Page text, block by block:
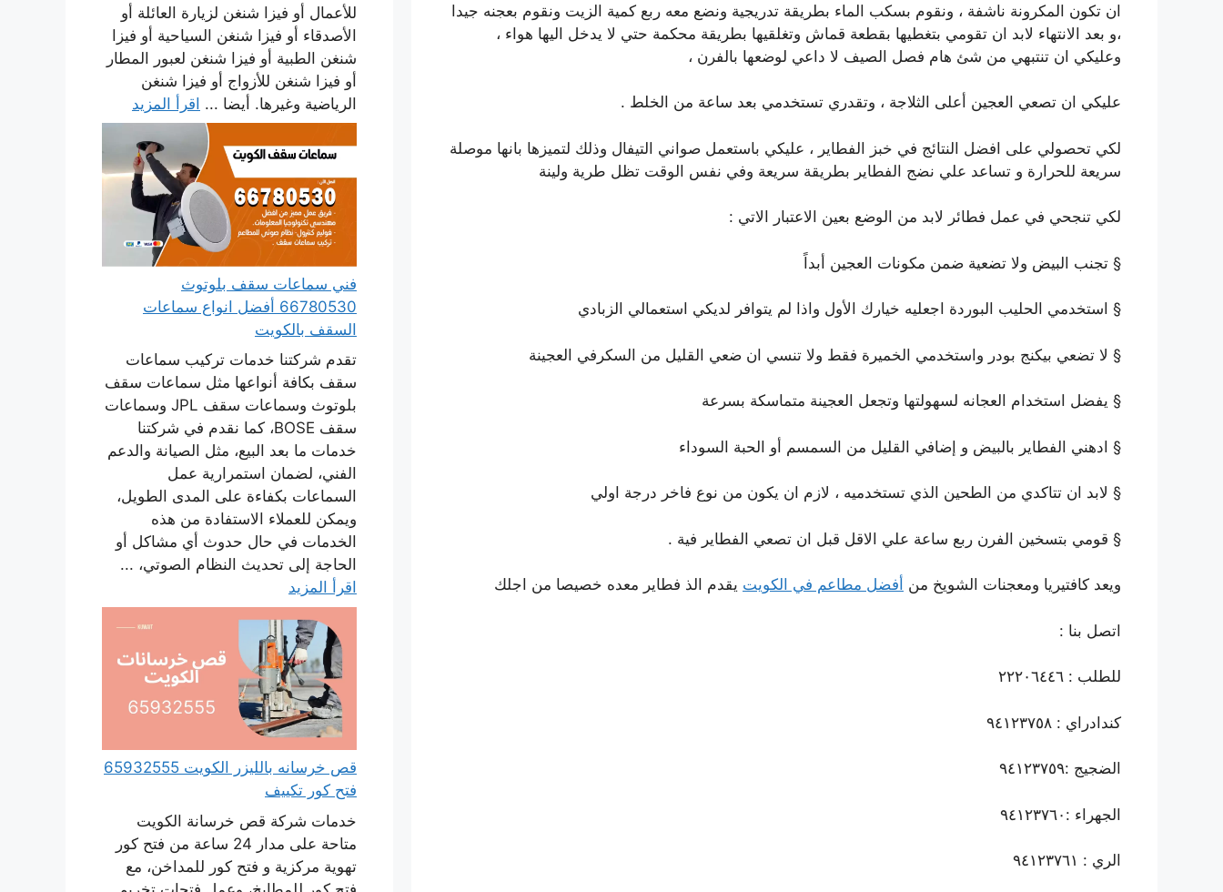
ان تكون المكرونة ناشفة ، ونقوم بسكب الماء بطريقة تدريجية ونضع معه ربع كمية الزيت ونقوم بعجنه جيدا
،و بعد الانتهاء لابد ان تقومي بتغطيها بقطعة قماش وتغلقيها بطريقة محكمة حتي لا يدخل اليها هواء ،
وعليكي ان تنتبهي من شئ هام فصل الصيف لا داعي لوضعها بالفرن ،
عليكي ان تصعي العجين أعلى الثلاجة ، وتقدري تستخدمي بعد ساعة من الخلط .
لكي تحصولي على افضل النتائج في خبز الفطاير ، عليكي باستعمل صواني التيفال وذلك لتميزها بانها موصلة
سريعة للحرارة و تساعد علي نضج الفطاير بطريقة سريعة وفي نفس الوقت تظل طرية ولينة
لكي تنجحي في عمل فطائر لابد من الوضع بعين الاعتبار الاتي :
§ تجنب البيض ولا تضعية ضمن مكونات العجين أبداً
§ استخدمي الحليب البوردة اجعليه خيارك الأول واذا لم يتوافر لديكي استعمالي الزبادي
§ لا تضعي بيكنج بودر واستخدمي الخميرة فقط ولا تنسي ان ضعي القليل من السكرفي العجينة
§ يفضل استخدام العجانه لسهولتها وتجعل العجينة متماسكة بسرعة
§ ادهني الفطاير بالبيض و إضافي القليل من السمسم أو الحبة السوداء
§ لابد ان تتاكدي من الطحين الذي تستخدميه ، لازم ان يكون من نوع فاخر درجة اولي
§ قومي بتسخين الفرن ربع ساعة علي الاقل قبل ان تصعي الفطاير فية .
ويعد كافتيريا ومعجنات الشويخ من أفضل مطاعم في الكويت يقدم الذ فطاير معده خصيصا من اجلك
اتصل بنا :
للطلب : ٢٢٢٠٦٤٤٦
كندادراي : ٩٤١٢٣٧٥٨
الضجيج :٩٤١٢٣٧٥٩
الجهراء :٩٤١٢٣٧٦٠
الري : ٩٤١٢٣٧٦١
للأعمال أو فيزا شنغن لزيارة العائلة أو
الأصدقاء أو فيزا شنغن السياحية أو فيزا
شنغن الطبية أو فيزا شنغن لعبور المطار
أو فيزا شنغن للأزواج أو فيزا شنغن
الرياضية وغيرها. أيضا ... اقرأ المزيد
فني سماعات سقف بلوتوث
66780530 أفضل انواع سماعات
السقف بالكويت
تقدم شركتنا خدمات تركيب سماعات
سقف بكافة أنواعها مثل سماعات سقف
بلوتوث وسماعات سقف JPL وسماعات
سقف BOSE، كما نقدم في شركتنا
خدمات ما بعد البيع، مثل الصيانة والدعم
الفني، لضمان استمرارية عمل
السماعات بكفاءة على المدى الطويل،
ويمكن للعملاء الاستفادة من هذه
الخدمات في حال حدوث أي مشاكل أو
الحاجة إلى تحديث النظام الصوتي، ...
اقرأ المزيد
قص خرسانه بالليزر الكويت 65932555
فتح كور تكييف
خدمات شركة قص خرسانة الكويت
متاحة على مدار 24 ساعة من فتح كور
تهوية مركزية و فتح كور للمداخن، مع